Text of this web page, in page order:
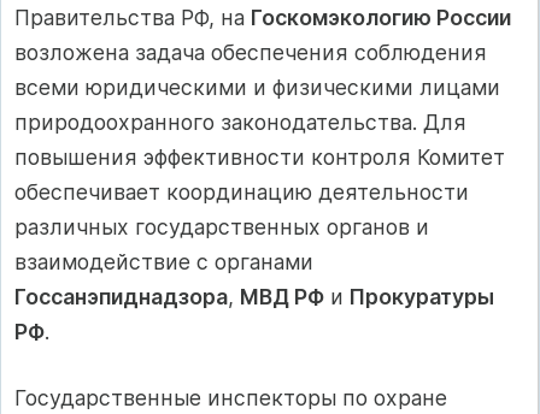
Правительства РФ, на Госкомэкологию России
возложена задача обеспечения соблюдения
всеми юридическими и физическими лицами
природоохранного законодательства. Для
повышения эффективности контроля Комитет
обеспечивает координацию деятельности
различных государственных органов и
взаимодействие с органами
Госсанэпиднадзора, МВД РФ и Прокуратуры
РФ.
Государственные инспекторы по охране